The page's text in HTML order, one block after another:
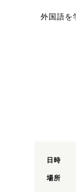
外国語を
日時
場所